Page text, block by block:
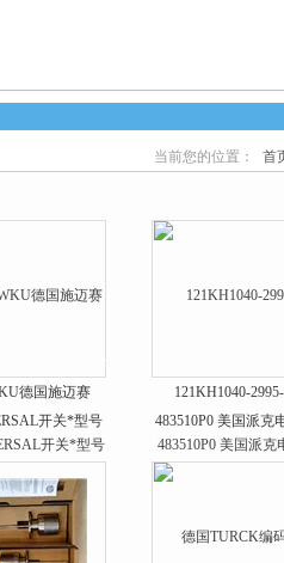
当前您的位置： 首
德国施迈赛
开关*型号
121KH1040-2995-
483510P0 美国派克
阀